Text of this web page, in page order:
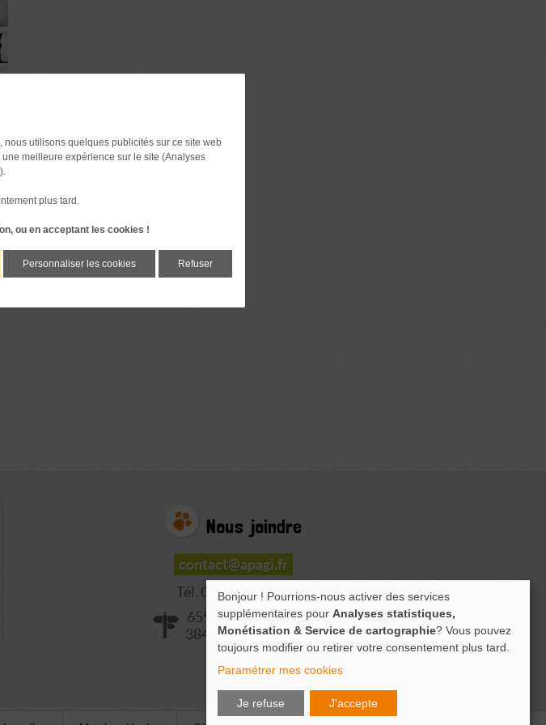
Nous joindre
contact@apagi.fr
Tél. 04 76 77 20 06
659 Route de L'Isère
38420 LE VERSOUD
utilisons quelques publicités sur ce site web
meilleure expérience sur le site (Analyses
plus tard.
ou en acceptant les cookies !
Personnaliser les cookies Refuser
Bonjour ! Pourrions-nous activer des services
supplémentaires pour Analyses statistiques,
Monétisation & Service de cartographie? Vous pouvez
toujours modifier ou retirer votre consentement plus tard.
Paramétrer mes cookies
Je refuse J'accepte